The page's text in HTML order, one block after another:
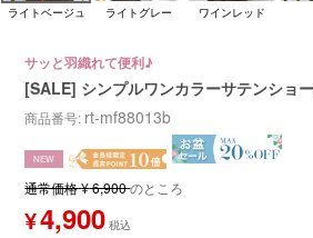
ライトベージュ ライトグレー ワインレッド
サッと羽織れて便利♪
[SALE] シンプルワンカラーサテンショ
商品番号 rt-mf88013b
NEW
通常価格¥6,900のところ
¥4,900